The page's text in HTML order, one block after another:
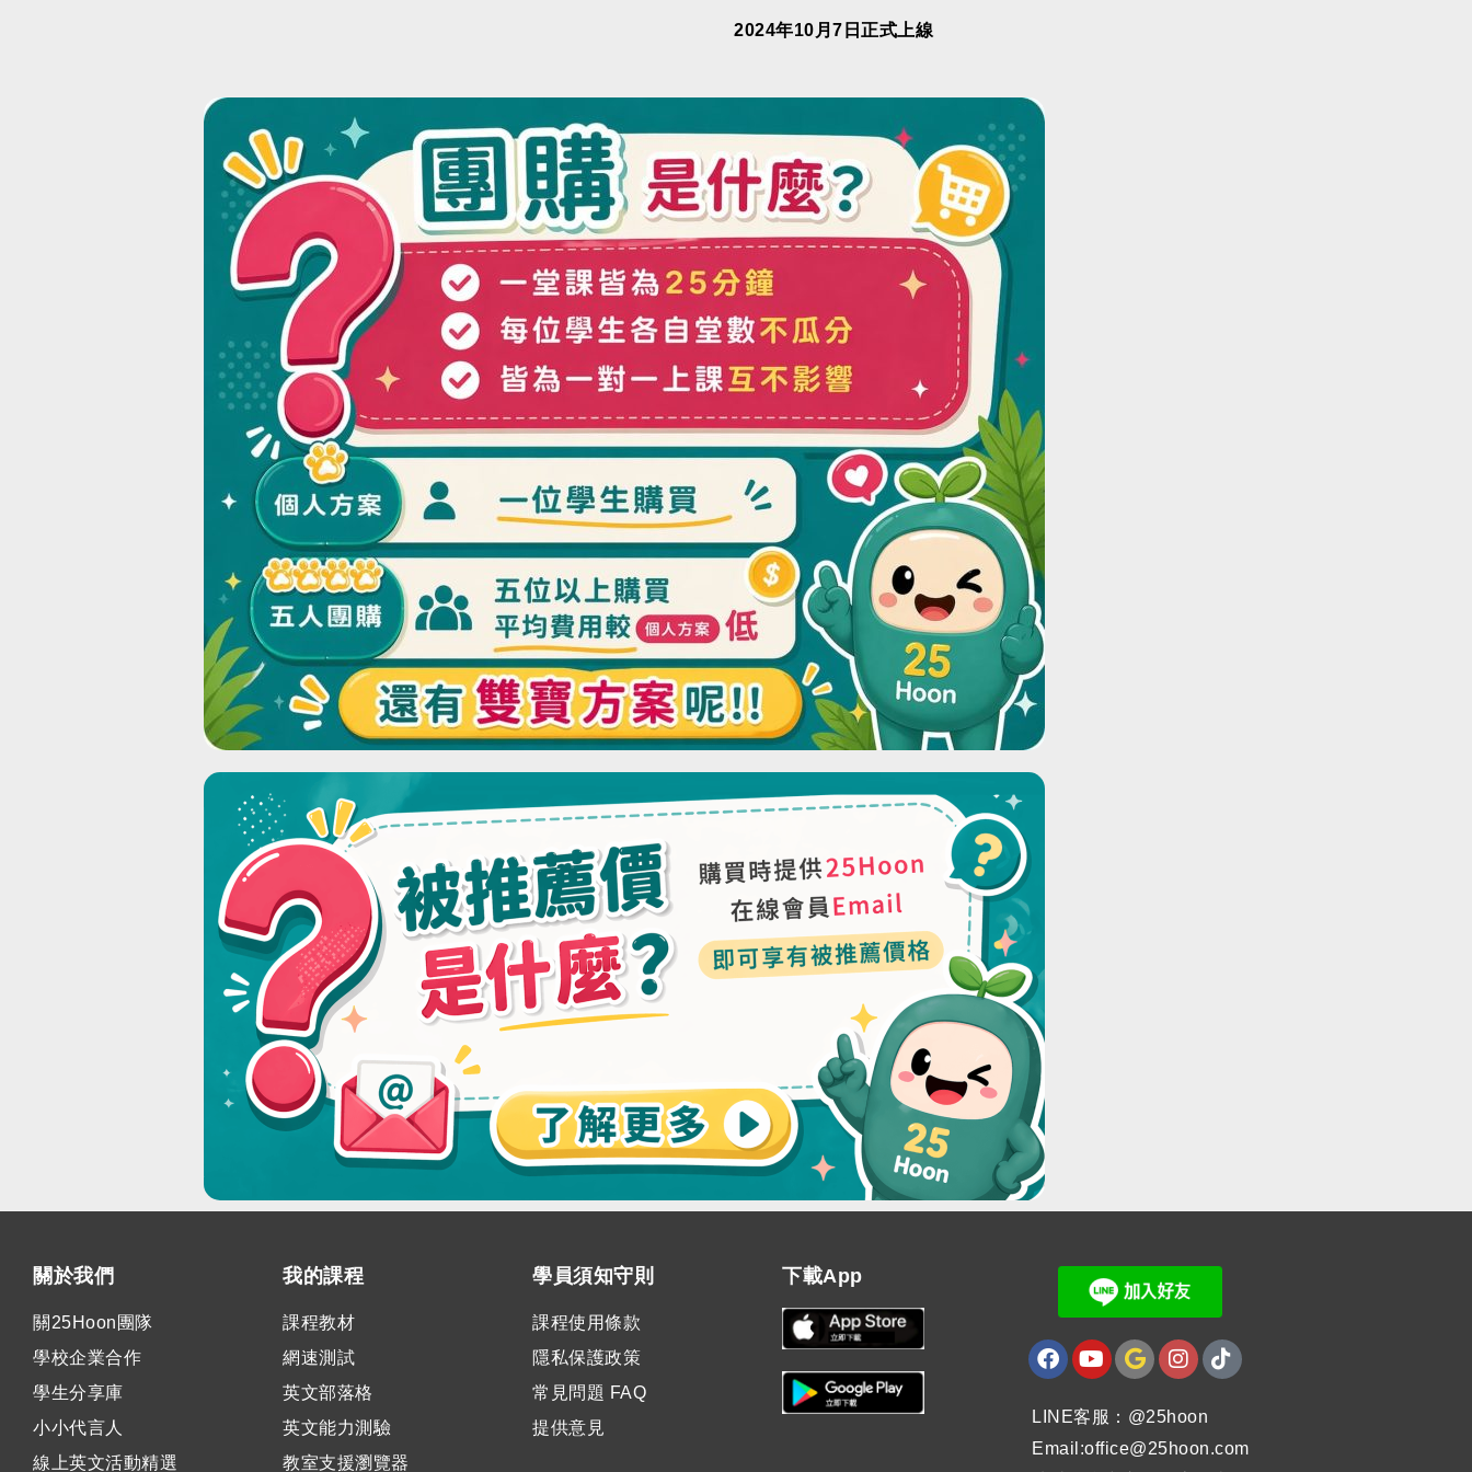
2024年10月7日正式上線
關於我們
關25Hoon團隊
學校企業合作
學生分享庫
小小代言人
線上英文活動精選
我的課程
課程教材
網速測試
英文部落格
英文能力測驗
教室支援瀏覽器
學員須知守則
課程使用條款
隱私保護政策
常見問題 FAQ
提供意見
下載App
LINE客服：@25hoon
Email:office@25hoon.com